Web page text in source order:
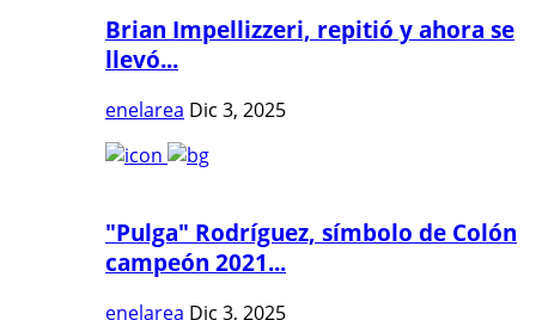
Brian Impellizzeri, repitió y ahora se
llevó...
enelarea Dic 3, 2025
"Pulga" Rodríguez, símbolo de Colón
campeón 2021...
enelarea Dic 3, 2025